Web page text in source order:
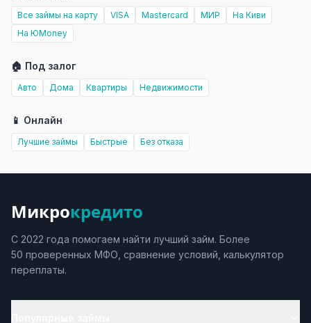
Все займы на карту VISA Mastercard МИР
На Киви
На ЮMoney
🏠 Под залог
Авто Дома Квартиры Недвижимости
📱 Онлайн
Лучшие займы Быстрые Без отказа
Микрокредито
С 2022 года помогаем найти лучший займ. Более
50 проверенных МФО, сравнение условий, калькулятор
переплаты.